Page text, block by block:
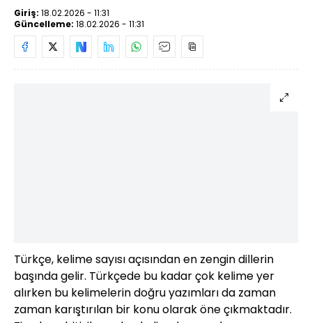
Giriş: 18.02.2026 - 11:31
Güncelleme: 18.02.2026 - 11:31
Türkçe, kelime sayısı açısından en zengin dillerin
başında gelir. Türkçede bu kadar çok kelime yer
alırken bu kelimelerin doğru yazımları da zaman
zaman karıştırılan bir konu olarak öne çıkmaktadır.